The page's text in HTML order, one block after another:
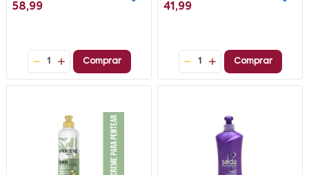
58,99
1 Comprar
41,99
1 Comprar